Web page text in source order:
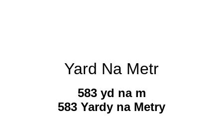
Yard Na Metr
583 yd na m
583 Yardy na Metry